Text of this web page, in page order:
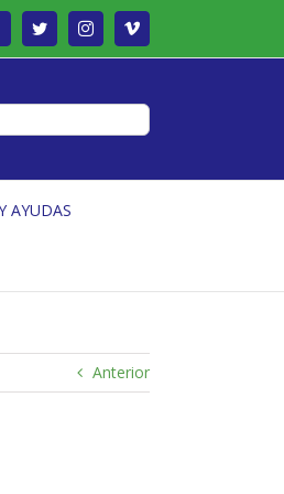
FacebookTwitterInstagramVimeo
AYUDAS
Anterior